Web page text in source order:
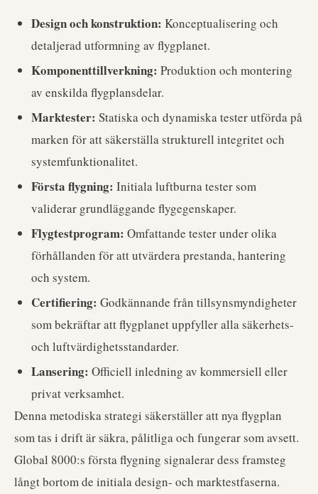
Design och konstruktion: Konceptualisering och
detaljerad utformning av flygplanet.
Komponenttillverkning: Produktion och montering
av enskilda flygplansdelar.
Marktester: Statiska och dynamiska tester utförda på
marken för att säkerställa strukturell integritet och
systemfunktionalitet.
Första flygning: Initiala luftburna tester som
validerar grundläggande flygegenskaper.
Flygtestprogram: Omfattande tester under olika
förhållanden för att utvärdera prestanda, hantering
och system.
Certifiering: Godkännande från tillsynsmyndigheter
som bekräftar att flygplanet uppfyller alla säkerhets-
och luftvärdighetsstandarder.
Lansering: Officiell inledning av kommersiell eller
privat verksamhet.
Denna metodiska strategi säkerställer att nya flygplan
som tas i drift är säkra, pålitliga och fungerar som avsett.
Global 8000:s första flygning signalerar dess framsteg
långt bortom de initiala design- och marktestfaserna.